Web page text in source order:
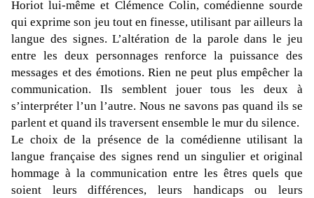
Horiot lui-même et Clémence Colin, comédienne sourde
qui exprime son jeu tout en finesse, utilisant par ailleurs la
langue des signes. L’altération de la parole dans le jeu
entre les deux personnages renforce la puissance des
messages et des émotions. Rien ne peut plusempêcher la
communication. Ils semblent jouer tous les deux à
s’interpréter l’un l’autre. Nous ne savons pas quand ils se
parlent et quand ils traversent ensemble le mur du silence.
Le choix de la présence de la comédienne utilisant la
langue française des signes rend un singulier et original
hommage à la communication entre les êtres quels que
soient leurs différences, leurs handicaps ou leurs